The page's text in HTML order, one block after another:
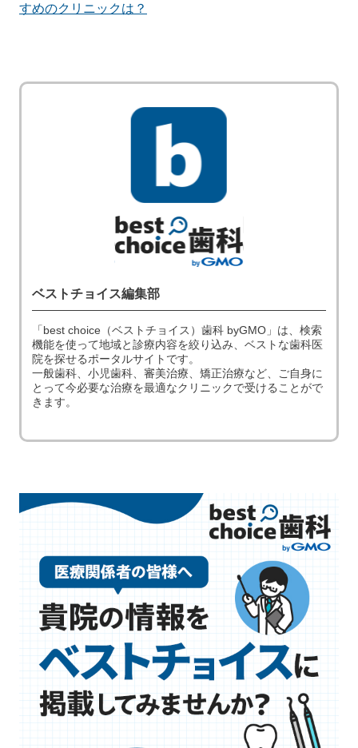
すめのクリニックは？
ベストチョイス編集部
「best choice（ベストチョイス）歯科 byGMO」は、検索
機能を使って地域と診療内容を絞り込み、ベストな歯科医
院を探せるポータルサイトです。
一般歯科、小児歯科、審美治療、矯正治療など、ご自身に
とって今必要な治療を最適なクリニックで受けることがで
きます。